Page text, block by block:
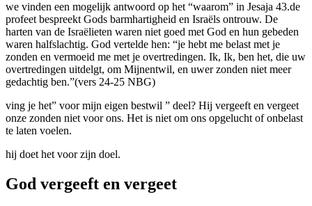
we vinden een mogelijk antwoord op het “waarom” in Jesaja 43.de
profeet bespreekt Gods barmhartigheid en Israëls ontrouw. De
harten van de Israëlieten waren niet goed met God en hun gebeden
waren halfslachtig. God vertelde hen: “je hebt me belast met je
zonden en vermoeid me met je overtredingen. Ik, Ik, ben het, die uw
overtredingen uitdelgt, om Mijnentwil, en uwer zonden niet meer
gedachtig ben.”(vers 24-25 NBG)
ving je het” voor mijn eigen bestwil ” deel? Hij vergeeft en vergeet
onze zonden niet voor ons. Het is niet om ons opgelucht of onbelast
te laten voelen.
hij doet het voor zijn doel.
God vergeeft en vergeet